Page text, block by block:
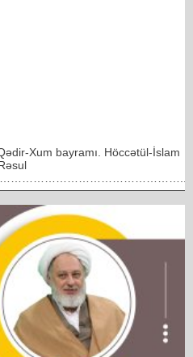
Xum bayramı. Höccətül-İslam